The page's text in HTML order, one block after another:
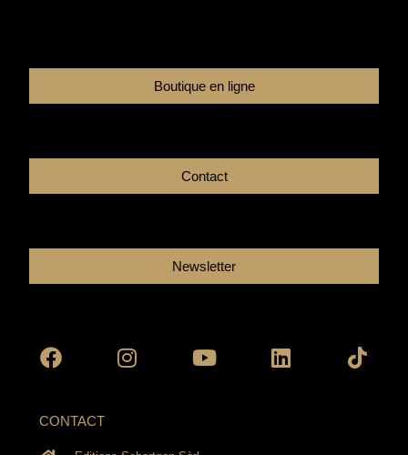
Boutique en ligne
Contact
Newsletter
CONTACT